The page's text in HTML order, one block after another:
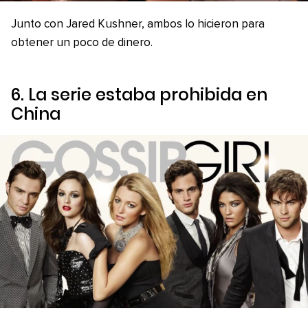
Junto con Jared Kushner, ambos lo hicieron para
obtener un poco de dinero.
6. La serie estaba prohibida en
China